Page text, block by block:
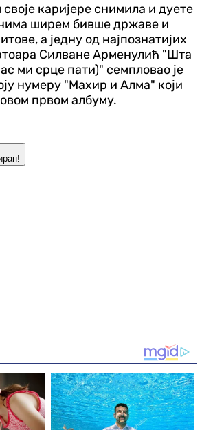
каријере снимила и дуете
ширем бивше државе и
а једну од најпознатијих
Силване Арменулић "Шта
ми срце пати)" семпловао је
нумеру "Махир и Алма" који
првом албуму.